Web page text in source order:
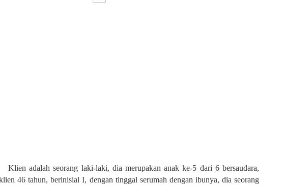
Klien adalah seorang laki-laki, dia merupakan anak ke-5 dari 6 bersaudara,
46 tahun, berinisial I, dengan tinggal serumah dengan ibunya, dia seorang